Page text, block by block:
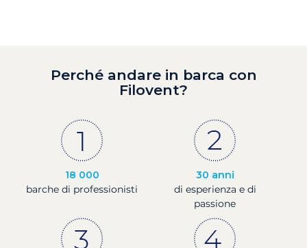
Perché andare in barca con
Filovent?
18 000
barche di professionisti
30 anni
di esperienza e di
passione